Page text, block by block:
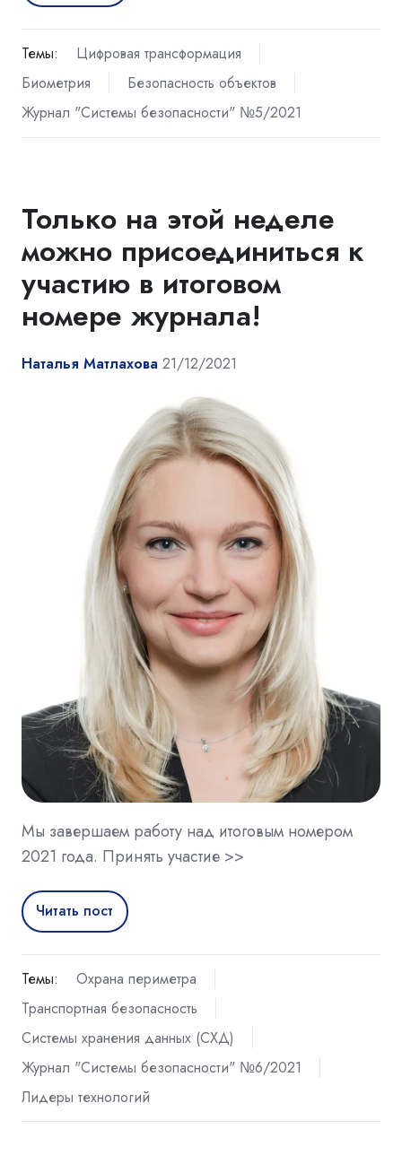
Темы:
Цифровая трансформация
Биометрия
Безопасность объектов
Журнал "Системы безопасности" №5/2021
Только на этой неделе
можно присоединиться к
участию в итоговом
номере журнала!
Наталья Матлахова 21/12/2021
Мы завершаем работу над итоговым номером
2021 года. Принять участие >>
Читать пост
Темы:
Охрана периметра
Транспортная безопасность
Системы хранения данных (СХД)
Журнал "Системы безопасности" №6/2021
Лидеры технологий